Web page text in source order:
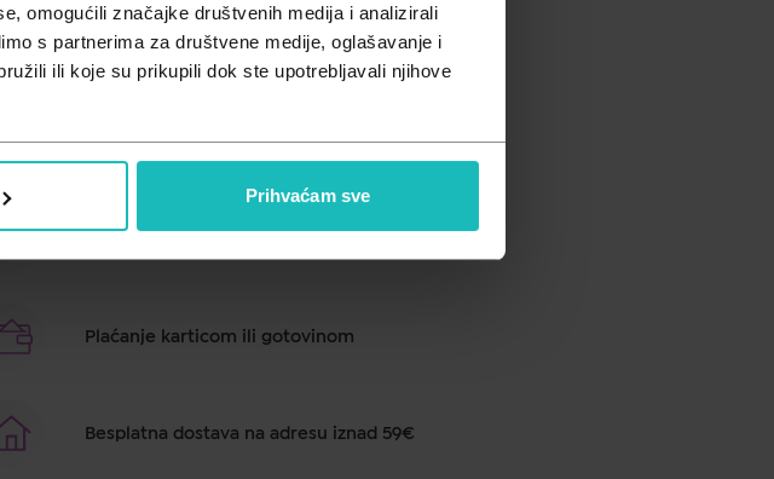
omogućili značajke društvenih medija i analizirali
s partnerima za društvene medije, oglašavanje i
ili koje su prikupili dok ste upotrebljavali njihove
Prihvaćam sve
srca i krvnih žila.
Brza dostava u roku od 1 do 2 dana
Plaćanje karticom ili gotovinom
Besplatna dostava na adresu iznad 59€